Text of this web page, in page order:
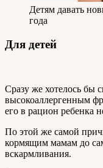
Детям давать
года
Для детей
Сразу же хотелось бы
высокоаллергенным
его в рацион ребенка
По этой же самой
кормящим мамам до
вскармливания.